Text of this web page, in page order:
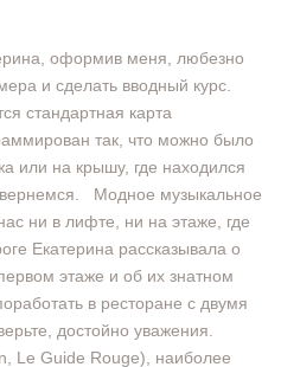
оформив меня, любезно
и сделать вводный курс.
стандартная карта
так, что можно было
или на крышу, где находился
Модное музыкальное
ни в лифте, ни на этаже, где
Екатерина рассказывала о
этаже и об их знатном
в ресторане с двумя
достойно уважения.
Le Guide Rouge), наиболее